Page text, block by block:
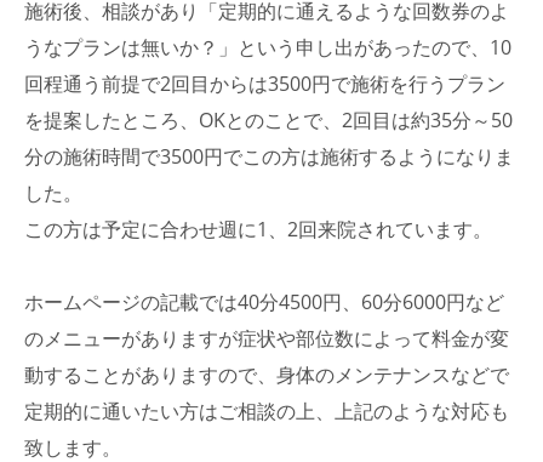
施術後、相談があり「定期的に通えるような回数券のよ
うなプランは無いか？」という申し出があったので、10
回程通う前提で2回目からは3500円で施術を行うプラン
を提案したところ、OKとのことで、2回目は約35分～50
分の施術時間で3500円でこの方は施術するようになりま
した。
この方は予定に合わせ週に1、2回来院されています。
ホームページの記載では40分4500円、60分6000円など
のメニューがありますが症状や部位数によって料金が変
動することがありますので、身体のメンテナンスなどで
定期的に通いたい方はご相談の上、上記のような対応も
致します。